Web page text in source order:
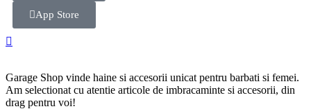
App Store
Garage Shop vinde haine si accesorii unicat pentru barbati si femei.
Am selectionat cu atentie articole de imbracaminte si accesorii, din
drag pentru voi!